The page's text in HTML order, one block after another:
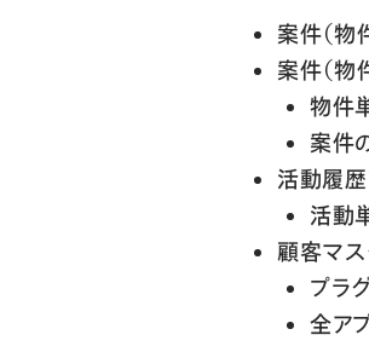
案件（物
案件（物
物件
案件
活動履歴
活動
顧客マス
プラ
全ア